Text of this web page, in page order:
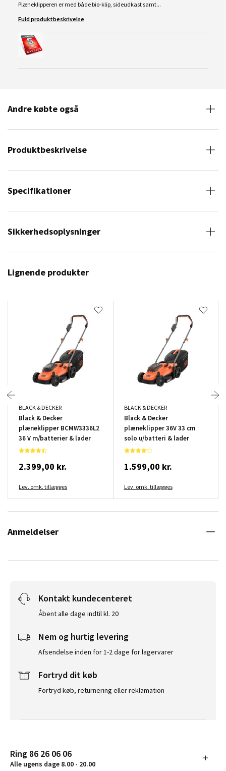
Plæneklipperen er med både bio-klip, sideudkast samt...
Fuld produktbeskrivelse
Andre købte også
Produktbeskrivelse
Specifikationer
Sikkerhedsoplysninger
Lignende produkter
BLACK & DECKER
Black & Decker
plæneklipper BCMW3336L2
36 V m/batterier & lader
2.399,00 kr.
Lev. omk. tillægges
BLACK & DECKER
Black & Decker
plæneklipper 36V 33 cm
solo u/batteri & lader
1.599,00 kr.
Lev. omk. tillægges
Anmeldelser
Kontakt kundecenteret
Åbent alle dage indtil kl. 20
Nem og hurtig levering
Afsendelse inden for 1-2 dage for lagervarer
Fortryd dit køb
Fortryd køb, returnering eller reklamation
Ring 86 26 06 06
Alle ugens dage 8.00 - 20.00